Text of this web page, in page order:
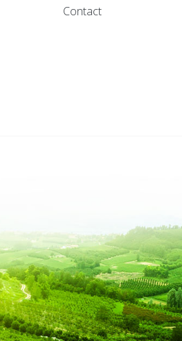
Contact